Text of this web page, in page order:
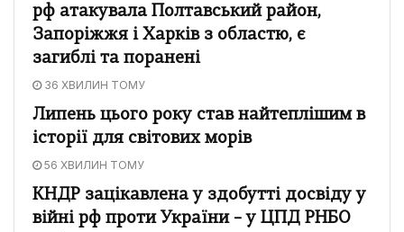
рф атакувала Полтавський район,
Запоріжжя і Харків з областю, є
загиблі та поранені
36 ХВИЛИН ТОМУ
Липень цього року став найтеплішим в
історії для світових морів
56 ХВИЛИН ТОМУ
КНДР зацікавлена у здобутті досвіду у
війні рф проти України – у ЦПД РНБО